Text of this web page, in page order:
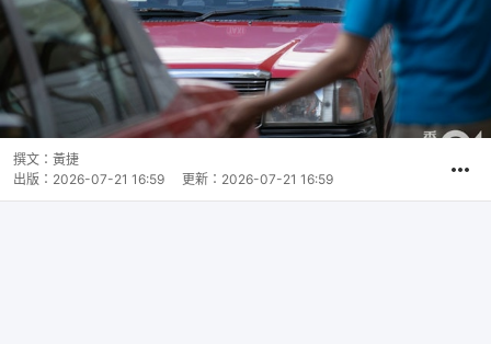
撰文： 黃捷
出版： 2026-07-21 16:59 更新： 2026-07-21 16:59